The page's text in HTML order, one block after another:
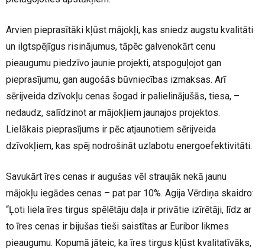
Arvien pieprasītāki kļūst mājokļi, kas sniedz augstu kvalitāti
un ilgtspējīgus risinājumus, tāpēc galvenokārt cenu
pieaugumu piedzīvo jaunie projekti, atspoguļojot gan
pieprasījumu, gan augošās būvniecības izmaksas. Arī
sērijveida dzīvokļu cenas šogad ir palielinājušās, tiesa, –
nedaudz, salīdzinot ar mājokļiem jaunajos projektos.
Lielākais pieprasījums ir pēc atjaunotiem sērijveida
dzīvokļiem, kas spēj nodrošināt uzlabotu energoefektivitāti.
Savukārt īres cenas ir augušas vēl straujāk nekā jaunu
mājokļu iegādes cenas – pat par 10%. Agija Vērdiņa skaidro:
“Ļoti liela īres tirgus spēlētāju daļa ir privātie izīrētāji, līdz ar
to īres cenas ir bijušas tieši saistītas ar Euribor likmes
pieaugumu. Kopumā jāteic, ka īres tirgus kļūst kvalitatīvāks,